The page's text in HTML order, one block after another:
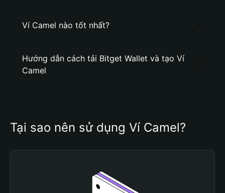
Ví Camel nào tốt nhất?
Hướng dẫn cách tải Bitget Wallet và tạo Ví
Camel
Tại sao nên sử dụng Ví Camel?